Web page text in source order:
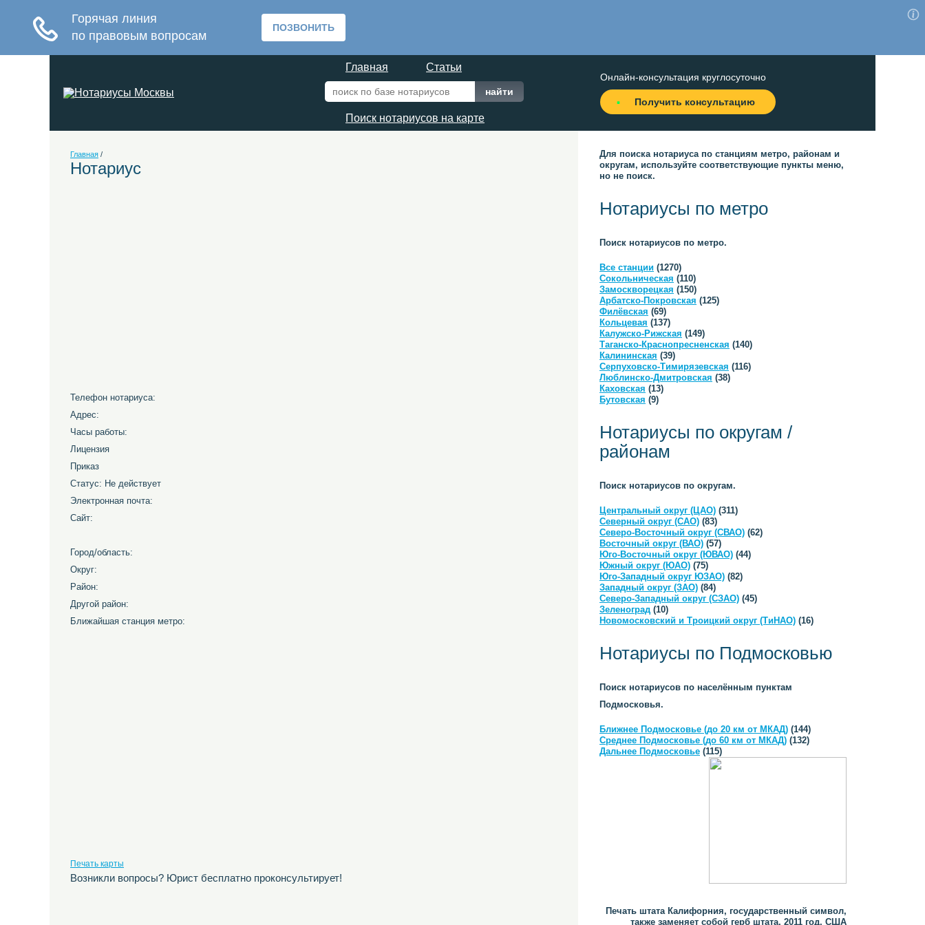
Главная Статьи
Поиск нотариусов на карте
Онлайн-консультация круглосуточно
Получить консультацию
Главная /
Нотариус
Телефон нотариуса:
Адрес:
Часы работы:
Лицензия
Приказ
Статус: Не действует
Электронная почта:
Сайт:
Город/область:
Округ:
Район:
Другой район:
Ближайшая станция метро:
Печать карты
Возникли вопросы? Юрист бесплатно проконсультирует!
Для поиска нотариуса по станциям метро, районам и
округам, используйте соответствующие пункты меню,
но не поиск.
Нотариусы по метро
Поиск нотариусов по метро.
Все станции (1270)
Сокольническая (110)
Замоскворецкая (150)
Арбатско-Покровская (125)
Филёвская (69)
Кольцевая (137)
Калужско-Рижская (149)
Таганско-Краснопресненская (140)
Калининская (39)
Серпуховско-Тимирязевская (116)
Люблинско-Дмитровская (38)
Каховская (13)
Бутовская (9)
Нотариусы по округам /
районам
Поиск нотариусов по округам.
Центральный округ (ЦАО) (311)
Северный округ (САО) (83)
Северо-Восточный округ (СВАО) (62)
Восточный округ (ВАО) (57)
Юго-Восточный округ (ЮВАО) (44)
Южный округ (ЮАО) (75)
Юго-Западный округ ЮЗАО) (82)
Западный округ (ЗАО) (84)
Северо-Западный округ (СЗАО) (45)
Зеленоград (10)
Новомосковский и Троицкий округ (ТиНАО) (16)
Нотариусы по Подмосковью
Поиск нотариусов по населённым пунктам
Подмосковья.
Ближнее Подмосковье (до 20 км от МКАД) (144)
Среднее Подмосковье (до 60 км от МКАД) (132)
Дальнее Подмосковье (115)
Печать штата Калифорния, государственный символ,
также заменяет собой герб штата, 2011 год, США